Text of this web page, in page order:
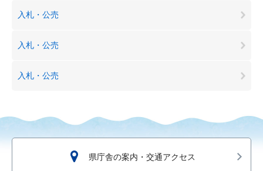
入札・公売
入札・公売
入札・公売
県庁舎の案内・交通アクセス